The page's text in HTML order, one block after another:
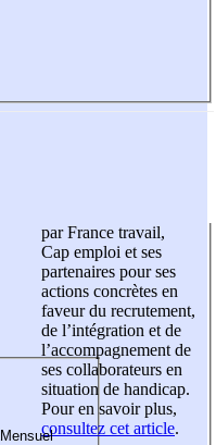
par France travail,
Cap emploi et ses
partenaires pour ses
actions concrètes en
faveur du recrutement,
de l’intégration et de
l’accompagnement de
ses collaborateurs en
situation de handicap.
Pour en savoir plus,
consultez cet article.